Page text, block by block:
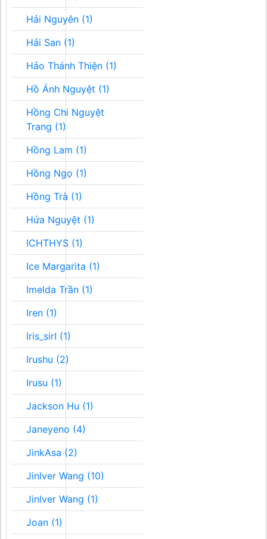
Hải Nguyên (1)
Hải San (1)
Hảo Thánh Thiện (1)
Hồ Ánh Nguyệt (1)
Hồng Chi Nguyệt
Trang (1)
Hồng Lam (1)
Hồng Ngọ (1)
Hồng Trà (1)
Hứa Nguyệt (1)
ICHTHYS (1)
Ice Margarita (1)
Imelda Trần (1)
Iren (1)
Iris_sirI (1)
Irushu (2)
Irusu (1)
Jackson Hu (1)
Janeyeno (4)
JinkAsa (2)
Jinlver Wang (10)
Jinlver Wang (1)
Joan (1)